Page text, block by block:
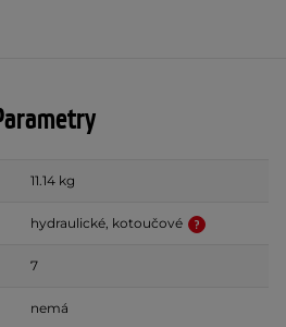
11.14 kg
hydraulické, kotoučové
7
nemá